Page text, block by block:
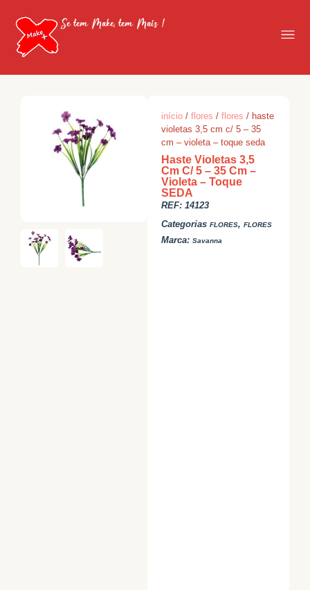
Se tem Make, tem Mais !
início /flores /flores / haste
violetas 3,5 cm c/ 5 – 35
cm – violeta – toque seda
Haste Violetas 3,5
Cm C/ 5 – 35 Cm –
Violeta – Toque
SEDA
REF:14123
Categorias FLORES,FLORES
Marca:Savanna